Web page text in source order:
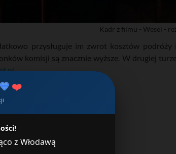
💙 ❤️
z Włodawą
Kadr z filmu - Wesel -
przysługuje im zwrot kosztów
komisji są znacznie wyższe. W drugiej